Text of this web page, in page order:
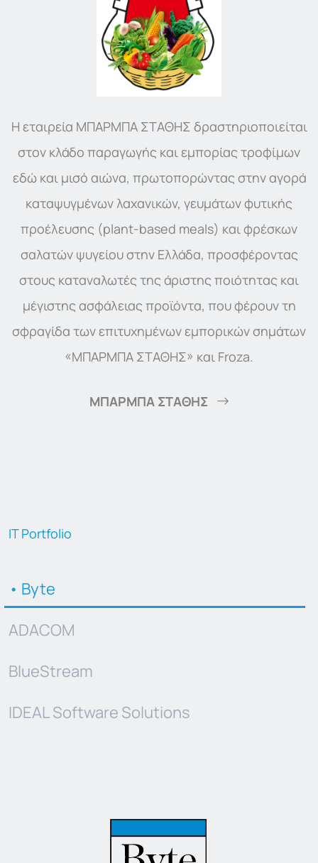
H εταιρεία ΜΠΑΡΜΠΑ ΣΤΑΘΗΣ δραστηριοποιείται
στον κλάδο παραγωγής και εμπορίας τροφίμων
εδώ και μισό αιώνα, πρωτοπορώντας στην αγορά
καταψυγμένων λαχανικών, γευμάτων φυτικής
προέλευσης (plant-based meals) και φρέσκων
σαλατών ψυγείου στην Ελλάδα, προσφέροντας
στους καταναλωτές της άριστης ποιότητας και
μέγιστης ασφάλειας προϊόντα, που φέρουν τη
σφραγίδα των επιτυχημένων εμπορικών σημάτων
«ΜΠΑΡΜΠΑ ΣΤΑΘΗΣ» και Froza.
ΜΠΑΡΜΠΑ ΣΤΑΘΗΣ
ΙΤ Portfolio
Byte
ADACOM
BlueStream
IDEAL Software Solutions